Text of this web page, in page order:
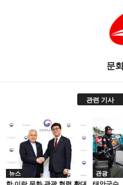
문
관련 기사
뉴스 관광